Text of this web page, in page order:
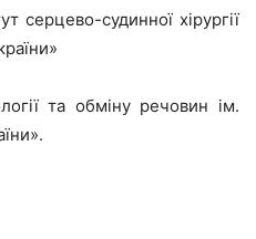
серцево-судинної хірургії
та обміну речовин ім.